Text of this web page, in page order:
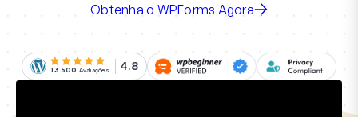
Obtenha o WPForms Agora
13.500 Avaliações 4.8